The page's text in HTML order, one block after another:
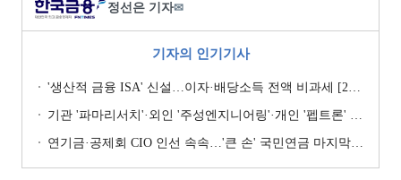
정선은 기자✉
기자의 인기기사
'생산적 금융 ISA' 신설…이자·배당소득 전액 비과세 [2026 세제개편안]
기관 '파마리서치'·외인 '주성엔지니어링'·개인 '펩트론' 1위 [주간 코스닥 순매수- 2026년 7월27일~7월31일]
연기금·공제회 CIO 인선 속속…'큰 손' 국민연금 마지막 타자